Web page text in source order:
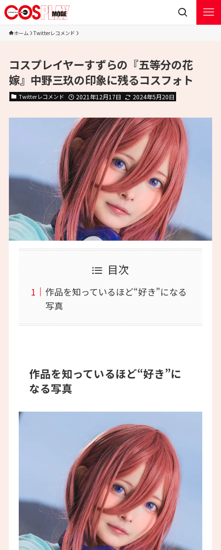
ホーム Twitterレコメンド
コスプレイヤーすずらの『五等分の花
嫁』中野三玖の印象に残るコスフォト
Twitterレコメンド 2021年12月17日 2024年5月20日
目次
作品を知っているほど“好き”になる
写真
作品を知っているほど“好き”に
なる写真